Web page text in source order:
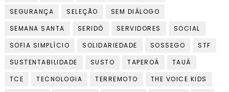
SEGURANÇA
SELEÇÃO
SEM DIÁLOGO
SEMANA SANTA
SERIDÓ SERVIDORES
SOCIAL
SOFIA SIMPLÍCIO
SOLIDARIEDADE SOSSEGO
STF
SUSTENTABILIDADE
SUSTO TAPEROÁ
TAUÁ
TCE
TECNOLOGIA TERREMOTO
THE VOICE KIDS